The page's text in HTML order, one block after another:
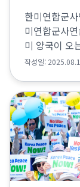
한미연합군
미연합군사
미 양국이 오
합군사연습 ‘
작성일: